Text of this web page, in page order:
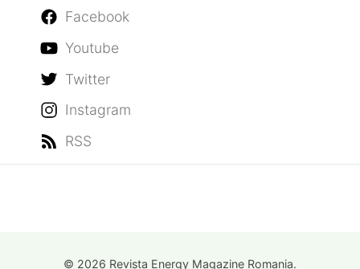
Facebook
Youtube
Twitter
Instagram
RSS
© 2026 Revista Energy Magazine Romania.